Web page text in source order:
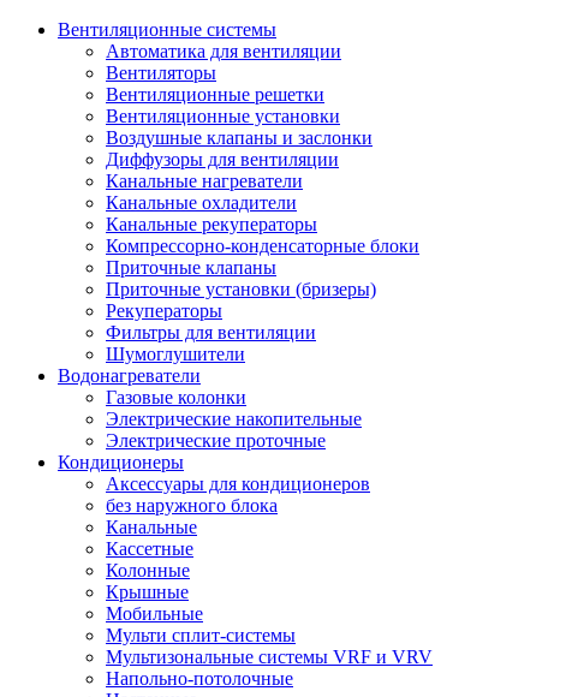
Вентиляционные системы
Автоматика для вентиляции
Вентиляторы
Вентиляционные решетки
Вентиляционные установки
Воздушные клапаны и заслонки
Диффузоры для вентиляции
Канальные нагреватели
Канальные охладители
Канальные рекуператоры
Компрессорно-конденсаторные блоки
Приточные клапаны
Приточные установки (бризеры)
Рекуператоры
Фильтры для вентиляции
Шумоглушители
Водонагреватели
Газовые колонки
Электрические накопительные
Электрические проточные
Кондиционеры
Аксессуары для кондиционеров
без наружного блока
Канальные
Кассетные
Колонные
Крышные
Мобильные
Мульти сплит-системы
Мультизональные системы VRF и VRV
Напольно-потолочные